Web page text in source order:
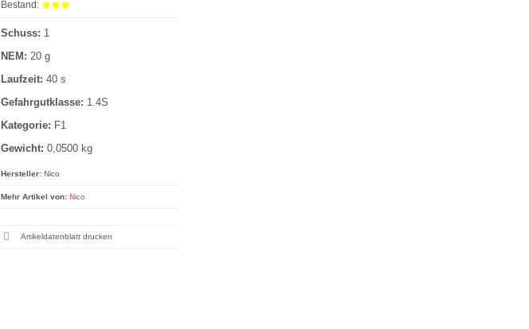
Bestand:
Schuss: 1
NEM: 20 g
Laufzeit: 40 s
Gefahrgutklasse: 1.4S
Kategorie: F1
Gewicht: 0,0500 kg
Hersteller: Nico
Mehr Artikel von: Nico
Artikeldatenblatt drucken